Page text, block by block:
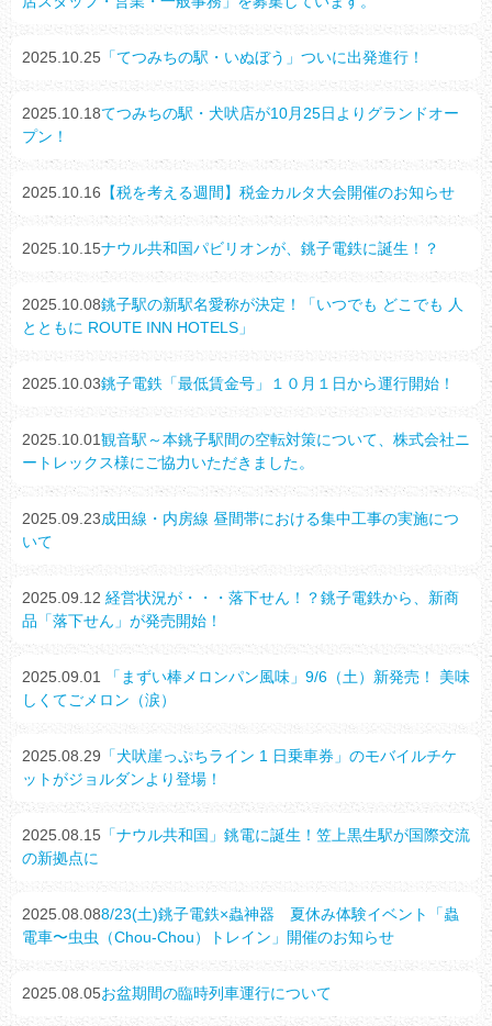
2025.10.25 「てつみちの駅・いぬぼう」ついに出発進行！
2025.10.18てつみちの駅・犬吠店が10月25日よりグランドオー
プン！
2025.10.16 【税を考える週間】税金カルタ大会開催のお知らせ
2025.10.15ナウル共和国パビリオンが、銚子電鉄に誕生！？
2025.10.08銚子駅の新駅名愛称が決定！「いつでも どこでも 人
とともに ROUTE INN HOTELS」
2025.10.03銚子電鉄「最低賃金号」１０月１日から運行開始！
2025.10.01観音駅～本銚子駅間の空転対策について、株式会社ニ
ートレックス様にご協力いただきました。
2025.09.23成田線・内房線 昼間帯における集中工事の実施につ
いて
2025.09.12 経営状況が・・・落下せん！？銚子電鉄から、新商
品「落下せん」が発売開始！
2025.09.01
「まずい棒メロンパン風味」9/6（土）新発売！ 美味
しくてごメロン（涙）
2025.08.29 「犬吠崖っぷちライン 1 日乗車券」のモバイルチケ
ットがジョルダンより登場！
2025.08.15 「ナウル共和国」銚電に誕生！笠上黒生駅が国際交流
の新拠点に
2025.08.088/23(土)銚子電鉄×蟲神器 夏休み体験イベント「蟲
電車〜虫虫（Chou-Chou）トレイン」開催のお知らせ
2025.08.05お盆期間の臨時列車運行について